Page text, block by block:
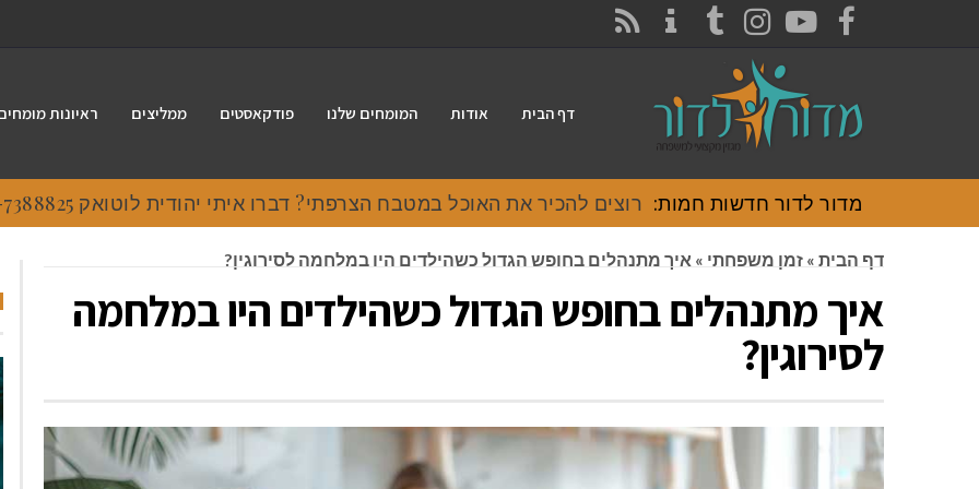
FACEBOOK
YOUTUBE
INSTAGRAM
TUMBLR
דף הבית אודות המומחים שלנו פודקאסטים ממליצים ראיונות
מדור לדור חדשות חמות: רוצים להכיר את האוכל במטבח הצרפתי? דברו איתי יהודית לוטואק 054-7388825.
דף הבית » זמן משפחתי » איך מתנהלים בחופש הגדול כשהילדים היו במלחמה לסירוגין?
איך מתנהלים בחופש הגדול כשהילדים היו במלחמה
לסירוגין?